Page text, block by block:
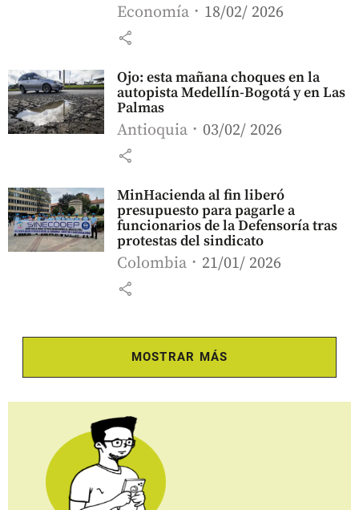
Economía 18/02/ 2026
share
Ojo: esta mañana choques en la
autopista Medellín-Bogotá y en Las
Palmas
Antioquia 03/02/ 2026
share
MinHacienda al fin liberó
presupuesto para pagarle a
funcionarios de la Defensoría tras
protestas del sindicato
Colombia 21/01/ 2026
share
MOSTRAR MÁS